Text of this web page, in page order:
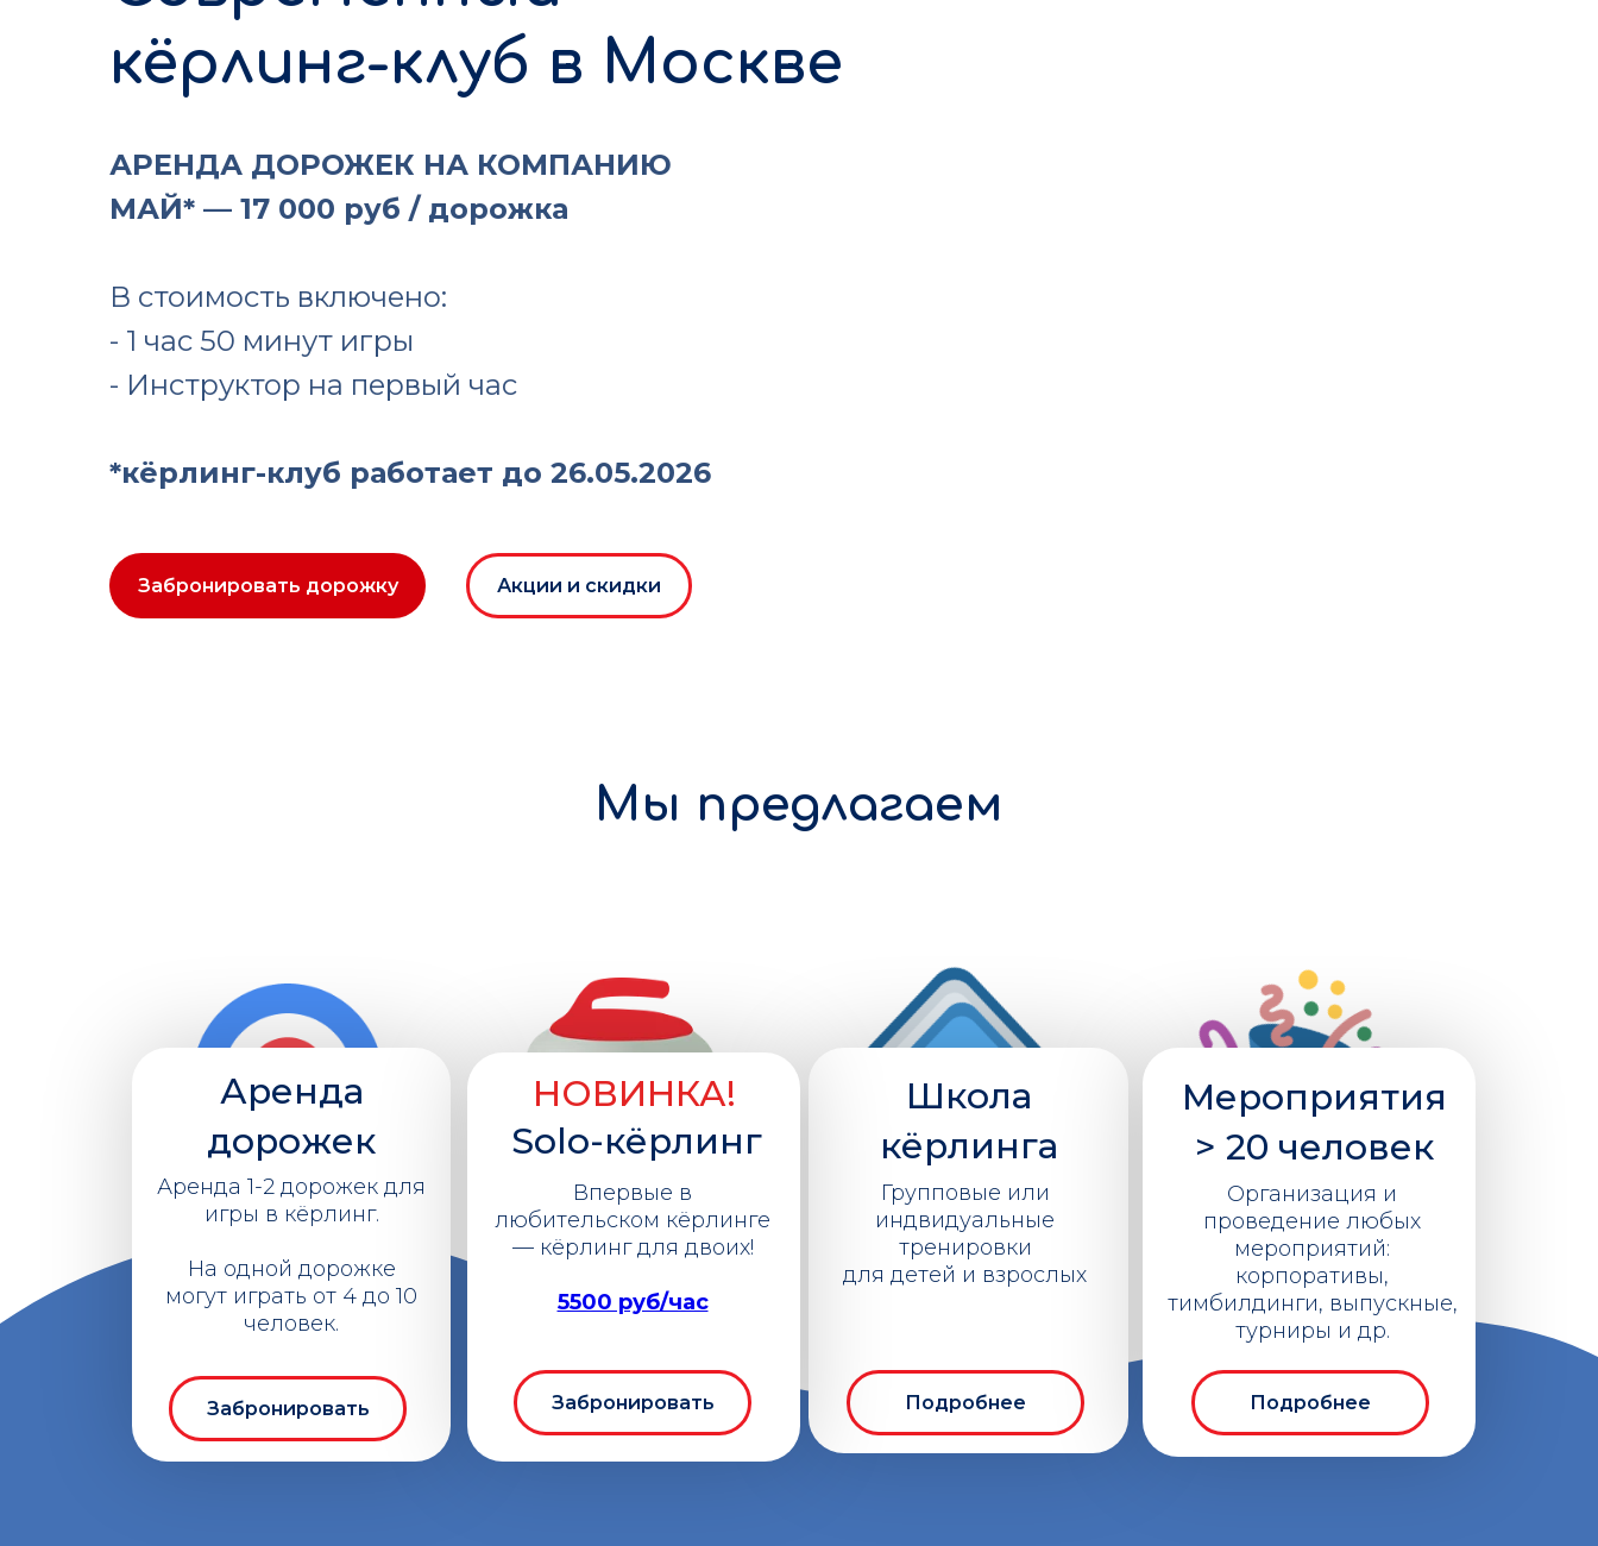
кёрлинг-клуб в Москве
АРЕНДА ДОРОЖЕК НА КОМПАНИЮ
МАЙ* — 17 000 руб / дорожка
В стоимость включено:
- 1 час 50 минут игры
- Инструктор на первый час
*кёрлинг-клуб работает до 26.05.2026
Забронировать дорожку Акции и скидки
Аренда
дорожек
Аренда 1-2 дорожек для
игры в кёрлинг.
На одной дорожке
могут играть от 4 до 10
человек.
Забронировать
Школа
кёрлинга
Групповые или
индвидуальные
тренировки
для детей и взрослых
Подробнее
Мероприятия
> 20 человек
Организация и
проведение любых
мероприятий:
корпоративы,
тимбилдинги, выпускные,
турниры и др.
Подробнее
Мы предлагаем
НОВИНКА!
Solo-кёрлинг
Впервые в
любительском кёрлинге
— кёрлинг для двоих!
5500 руб/час
Забронировать